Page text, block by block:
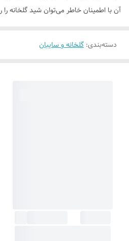
آن با اطمینان خاطر می‌توان شید گلخانه
دسته‌بندی: گلخانه و سایبان